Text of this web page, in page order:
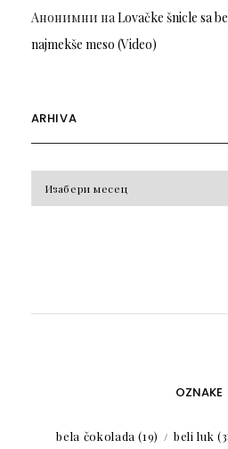
Анонимни на Lovačke šnicle sa
najmekše meso (Video)
ARHIVA
OZNAKE
bela čokolada (19) beli luk